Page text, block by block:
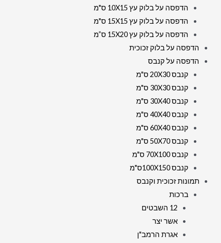
הדפסה על בלוק עץ 10X15 ס"מ
הדפסה על בלוק עץ 15X15 ס"מ
הדפסה על בלוק עץ 15X20 ס”מ
הדפסה על בלוק זכוכית
הדפסה על קנבס
קנבס 20X30 ס"מ
קנבס 30X30 ס"מ
קנבס 30X40 ס"מ
קנבס 40X40 ס"מ
קנבס 60X40 ס"מ
קנבס 50X70 ס"מ
קנבס 70X100 ס"מ
קנבס 100X150ס"מ
תמונות זכוכית וקנבס
ברכות
12 השבטים
אשר יצר
אגרת הרמב"ן